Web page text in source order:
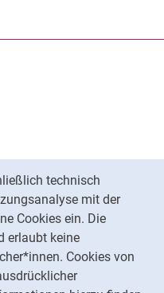
technisch
mit der
Cookies ein. Die
erlaubt keine
Cookies von